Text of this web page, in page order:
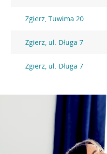
Zgierz, Tuwima 20
Zgierz, ul. Długa 7
Zgierz, ul. Długa 7